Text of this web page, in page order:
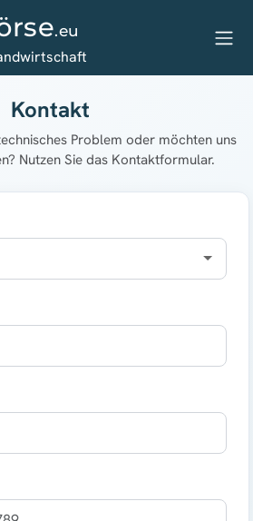
.eu
Kontakt
Problem oder möchten uns
Nutzen Sie das Kontaktformular.